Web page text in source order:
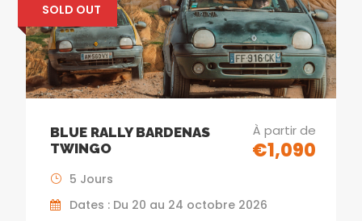
SOLD OUT
BLUE RALLY BARDENAS
TWINGO
À partir de
€1,090
5 Jours
Dates : Du 20 au 24 octobre 2026